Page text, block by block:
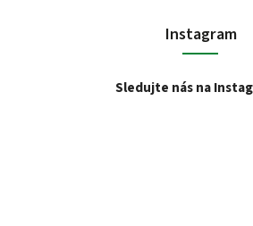
Instagram
Sledujte nás na